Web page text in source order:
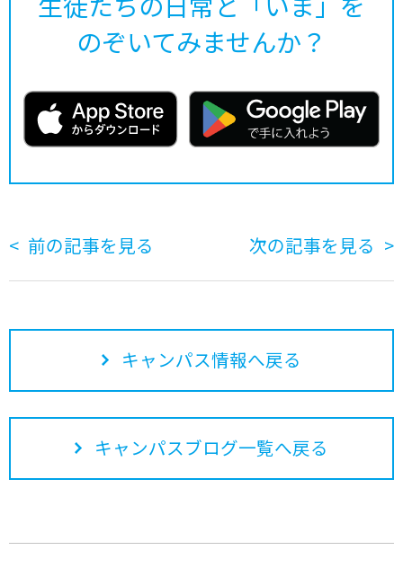
のぞいてみませんか？
前の記事を見る 次の記事を見る
キャンパス情報へ戻る
キャンパスブログ一覧へ戻る